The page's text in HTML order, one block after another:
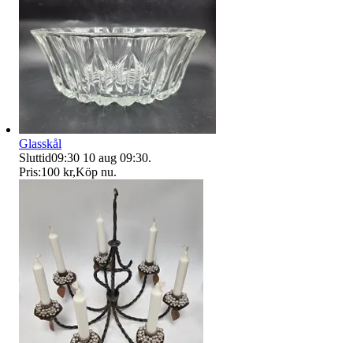
Glasskål
Sluttid09:30 10 aug 09:30.
Pris:100 kr,Köp nu.